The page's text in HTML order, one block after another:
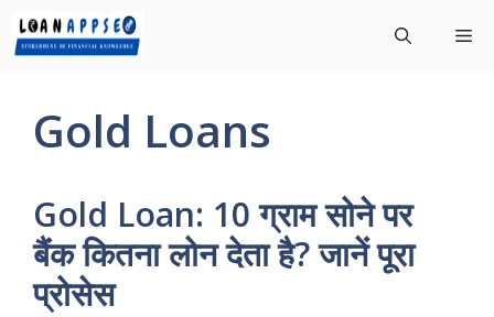
Skip
to
Gold Loans
Gold Loan: 10 ग्राम सोने पर
बैंक कितना लोन देता है? जानें पूरा
प्रोसेस